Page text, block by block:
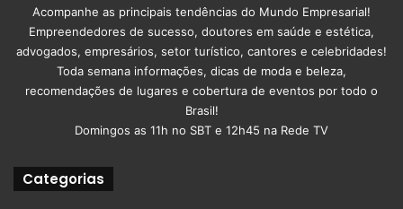
Acompanhe as principais tendências do Mundo Empresarial!
Empreendedores de sucesso, doutores em saúde e estética,
advogados, empresários, setor turístico, cantores e celebridades!
Toda semana informações, dicas de moda e beleza,
recomendações de lugares e cobertura de eventos por todo o
Brasil!
Domingos as 11h no SBT e 12h45 na Rede TV
Categorias